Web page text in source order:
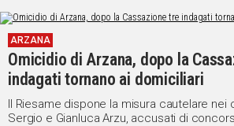
ARZANA
Omicidio di Arzana, dopo la
indagati tornano ai domiciliari
Il Riesame dispone la misura cautelare nei
Sergio e Gianluca Arzu, accusati di